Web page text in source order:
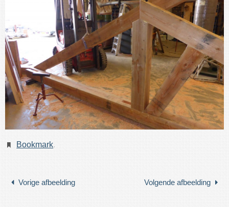
Bookmark.
Vorige afbeelding Volgende afbeelding